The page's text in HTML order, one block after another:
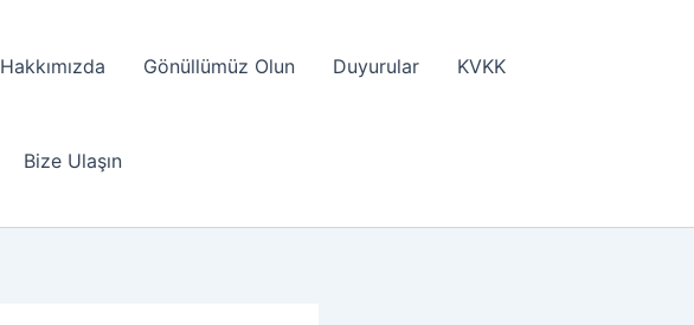
Hakkımızda Gönüllümüz Olun Duyurular KVKK
Bize Ulaşın